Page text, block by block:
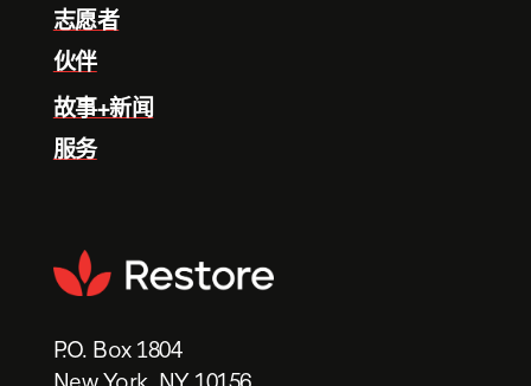
P.O. Box 1804
New York, NY 10156
志愿者
伙伴
故事+新闻
服务